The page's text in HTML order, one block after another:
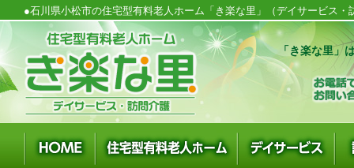
●石川県小松市の住宅型有料老人ホーム「き楽な里」（デイサービス
「き楽な里」